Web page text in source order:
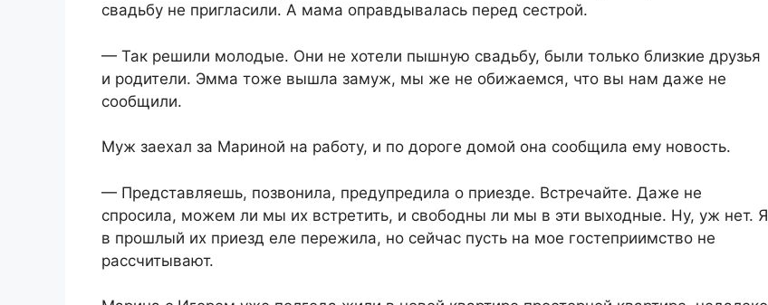
свадьбу не пригласили. А мама оправдывалась перед сестрой.
— Так решили молодые. Они не хотели пышную свадьбу, были только близкие друзья
и родители. Эмма тоже вышла замуж, мы же не обижаемся, что вы нам даже не
сообщили.
Муж заехал за Мариной на работу, и по дороге домой она сообщила ему новость.
— Представляешь, позвонила, предупредила о приезде. Встречайте. Даже не
спросила, можем ли мы их встретить, и свободны ли мы в эти выходные. Ну, уж нет. Я
в прошлый их приезд еле пережила, но сейчас пусть на мое гостеприимство не
рассчитывают.